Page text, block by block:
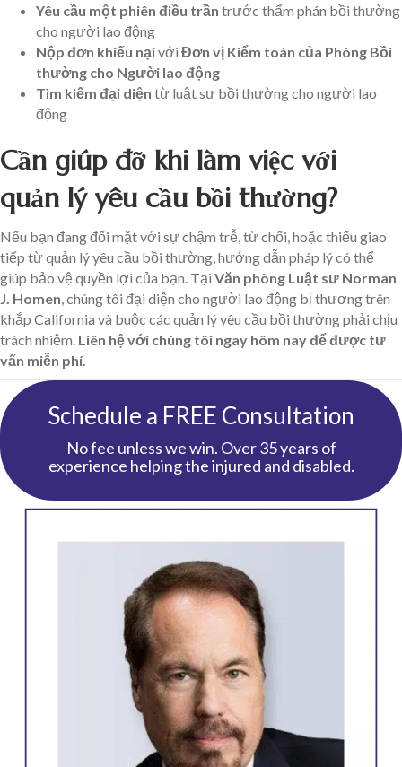
Yêu cầu một phiên điều trần trước thẩm phán bồi thường
cho người lao động
Nộp đơn khiếu nạivới Đơn vị Kiểm toán của Phòng Bồi
thường cho Người lao động
Tìm kiếm đại diện từ luật sư bồi thường cho người lao
động
Cần giúp đỡ khi làm việc với
quản lý yêu cầu bồi thường?
Nếu bạn đang đối mặt với sự chậm trễ, từ chối, hoặc thiếu giao
tiếp từ quản lý yêu cầu bồi thường, hướng dẫn pháp lý có thể
giúp bảo vệ quyền lợi của bạn. Tại Văn phòng Luật sư Norman
J. Homen, chúng tôi đại diện cho người lao động bị thương trên
khắp California và buộc các quản lý yêu cầu bồi thường phải chịu
trách nhiệm. Liên hệ với chúng tôi ngay hôm nay để được tư
vấn miễn phí.
Schedule a FREE Consultation
No fee unless we win. Over 35 years of
experience helping the injured and disabled.